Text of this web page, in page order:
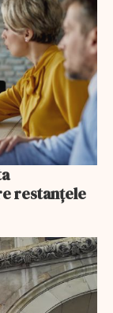
restanțele